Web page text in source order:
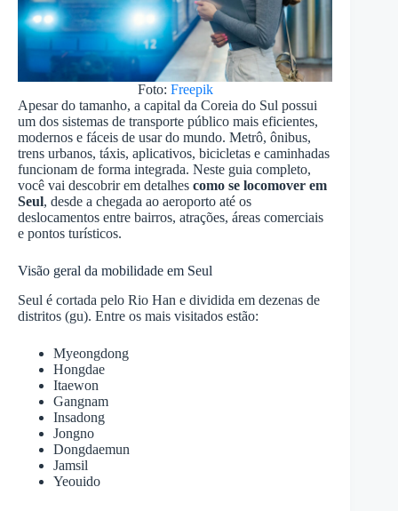
Foto: Freepik
Apesar do tamanho, a capital da Coreia do Sul possui
um dos sistemas de transporte público mais eficientes,
modernos e fáceis de usar do mundo. Metrô, ônibus,
trens urbanos, táxis, aplicativos, bicicletas e caminhadas
funcionam de forma integrada. Neste guia completo,
você vai descobrir em detalhes como se locomover em
Seul, desde a chegada ao aeroporto até os
deslocamentos entre bairros, atrações, áreas comerciais
e pontos turísticos.
Visão geral da mobilidade em Seul
Seul é cortada pelo Rio Han e dividida em dezenas de
distritos (gu). Entre os mais visitados estão:
Myeongdong
Hongdae
Itaewon
Gangnam
Insadong
Jongno
Dongdaemun
Jamsil
Yeouido